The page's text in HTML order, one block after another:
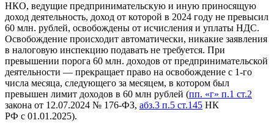
НКО, ведущие предпринимательскую и иную приносящую
доход деятельность, доход от которой в 2024 году не превысил
60 млн. рублей, освобождены от исчисления и уплаты НДС.
Освобождение происходит автоматически, никакие заявления
в налоговую инспекцию подавать не требуется. При
превышении порога 60 млн. доходов от предпринимательской
деятельности — прекращает право на освобождение с 1-го
числа месяца, следующего за месяцем, в котором был
превышен лимит доходов в 60 млн рублей (пп. «г» п.1 ст.2
закона от 12.07.2024 № 176-ФЗ, абз.3 п.5 ст.145 НК
РФ с 01.01.2025).